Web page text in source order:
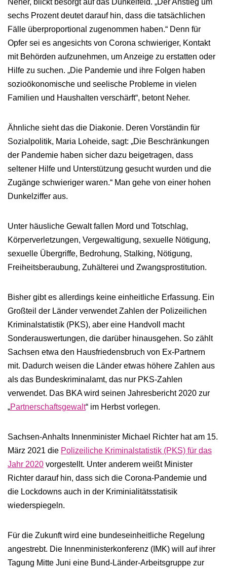
Neher, blickt besorgt auf das Dunkelfeld. „Der Anstieg um
sechs Prozent deutet darauf hin, dass die tatsächlichen
Fälle überproportional zugenommen haben.“ Denn für
Opfer sei es angesichts von Corona schwieriger, Kontakt
mit Behörden aufzunehmen, um Anzeige zu erstatten oder
Hilfe zu suchen. „Die Pandemie und ihre Folgen haben
sozioökonomische und seelische Probleme in vielen
Familien und Haushalten verschärft“, betont Neher.
Ähnliche sieht das die Diakonie. Deren Vorständin für
Sozialpolitik, Maria Loheide, sagt: „Die Beschränkungen
der Pandemie haben sicher dazu beigetragen, dass
seltener Hilfe und Unterstützung gesucht wurden und die
Zugänge schwieriger waren.“ Man gehe von einer hohen
Dunkelziffer aus.
Unter häusliche Gewalt fallen Mord und Totschlag,
Körperverletzungen, Vergewaltigung, sexuelle Nötigung,
sexuelle Übergriffe, Bedrohung, Stalking, Nötigung,
Freiheitsberaubung, Zuhälterei und Zwangsprostitution.
Bisher gibt es allerdings keine einheitliche Erfassung. Ein
Großteil der Länder verwendet Zahlen der Polizeilichen
Kriminalstatistik (PKS), aber eine Handvoll macht
Sonderauswertungen, die darüber hinausgehen. So zählt
Sachsen etwa den Hausfriedensbruch von Ex-Partnern
mit. Dadurch weisen die Länder etwas höhere Zahlen aus
als das Bundeskriminalamt, das nur PKS-Zahlen
verwendet. Das BKA wird seinen Jahresbericht 2020 zur
„Partnerschaftsgewalt“ im Herbst vorlegen.
Sachsen-​Anhalts Innenminister Michael Richter hat am 15.
März 2021 die Polizeiliche Kriminalstatistik (PKS) für das
Jahr 2020 vorgestellt. Unter anderem weißt Minister
Richter darauf hin, dass sich die Corona-Pandemie und
die Lockdowns auch in der Kriminialitätsstatisik
wiederspiegeln.
Für die Zukunft wird eine bundeseinheitliche Regelung
angestrebt. Die Innenministerkonferenz (IMK) will auf ihrer
Tagung Mitte Juni eine Bund-Länder-Arbeitsgruppe zur